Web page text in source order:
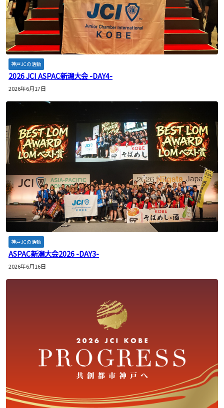
神戸JCの活動
2026 JCI ASPAC新潟大会 -DAY4-
2026年6月17日
神戸JCの活動
ASPAC新潟大会2026 -DAY3-
2026年6月16日